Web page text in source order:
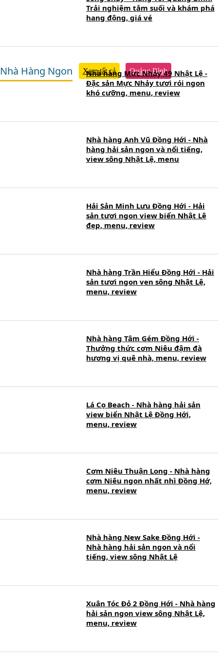
Trải nghiệm tắm suối và khám phá
hang động, giá vé
Nhà Hàng Ngon Xem tất cả Quảng Bình
Nhà hàng Mực Nhảy 49 Nhật Lệ -
Đặc sản Mực Nhảy tươi rói ngon
khó cưỡng, menu, review
Nhà hàng Anh Vũ Đồng Hới - Nhà
hàng hải sản ngon và nổi tiếng,
view sông Nhật Lệ, menu
Hải Sản Minh Lưu Đồng Hới - Hải
sản tươi ngon view biển Nhật Lệ
đẹp, menu, review
Nhà hàng Trần Hiểu Đồng Hới - Hải
sản tươi ngon ven sông Nhật Lệ,
menu, review
Nhà hàng Tâm Gém Đồng Hới -
Thưởng thức cơm Niêu đậm đà
hương vị quê nhà, menu, review
Lá Cọ Beach - Nhà hàng hải sản
view biển Nhật Lệ Đồng Hới,
menu, review
Cơm Niêu Thuận Long - Nhà hàng
cơm Niêu ngon nhất nhì Đồng Hớ,
menu, review
Nhà hàng New Sake Đồng Hới -
Nhà hàng hải sản ngon và nổi
tiếng, view sông Nhật Lệ
Xuân Tóc Đỏ 2 Đồng Hới - Nhà hàng
hải sản ngon view sông Nhật Lệ,
menu, review